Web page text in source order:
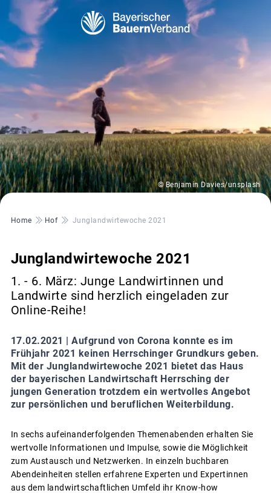
© Benjamin Davies/unsplash
Pfadnavigation
Home Hof Junglandwirtewoche 2021
Junglandwirtewoche 2021
1. - 6. März: Junge Landwirtinnen und
Landwirte sind herzlich eingeladen zur
Online-Reihe!
17.02.2021 | Aufgrund von Corona konnte es im
Frühjahr 2021 keinen Herrschinger Grundkurs geben.
Mit der Junglandwirtewoche 2021 bietet das Haus
der bayerischen Landwirtschaft Herrsching der
jungen Generation trotzdem ein wertvolles Angebot
zur persönlichen und beruflichen Weiterbildung.
In sechs aufeinanderfolgenden Themenabenden erhalten Sie
wertvolle Informationen und Impulse, sowie die Möglichkeit
zum Austausch und Netzwerken. In einzeln buchbaren
Abendeinheiten stellen erfahrene Experten und Expertinnen
aus dem landwirtschaftlichen Umfeld ihr Know-how